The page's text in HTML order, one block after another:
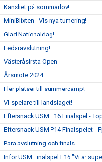
Kansliet på sommarlov!
MiniBlixten - VIs nya turnering!
Glad Nationaldag!
Ledaravslutning!
VästeråsIrsta Open
Årsmöte 2024
Fler platser till summercamp!
VI-spelare till landslaget!
Eftersnack USM F16 Finalspel -
Eftersnack USM P14 Finalspelet -
Para avslutning och finals
Inför USM Finalspel F16 "Vi är